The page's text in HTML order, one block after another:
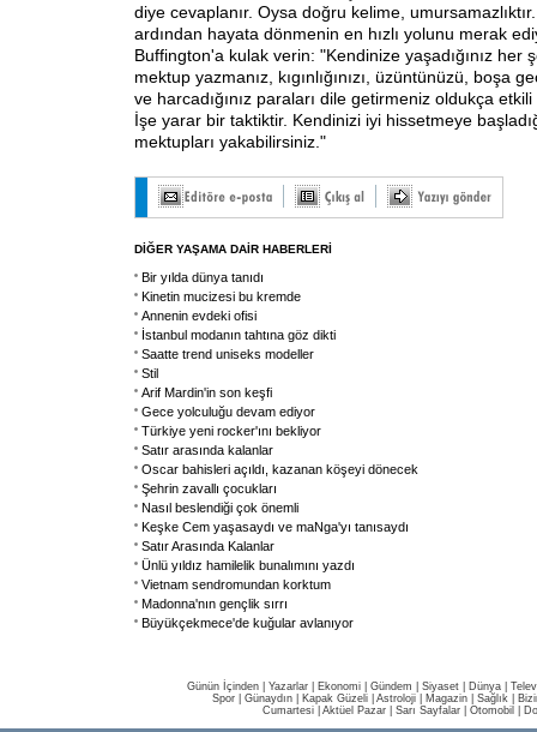
diye cevaplanır. Oysa doğru kelime,
ardından hayata dönmenin en hızlı yolunu merak
Buffington'a kulak verin: "Kendinize yaşadığınız her
mektup yazmanız, kıgınlığınızı, üzüntünüzü, boşa
ve harcadığınız paraları dile getirmeniz oldukça
İşe yarar bir taktiktir. Kendinizi iyi hissetmeye
mektupları yakabilirsiniz."
DİĞER YAŞAMA DAİR HABERLERİ
Bir yılda dünya tanıdı
Kinetin mucizesi bu kremde
Annenin evdeki ofisi
İstanbul modanın tahtına göz dikti
Saatte trend uniseks modeller
Stil
Arif Mardin'in son keşfi
Gece yolculuğu devam ediyor
Türkiye yeni rocker'ını bekliyor
Satır arasında kalanlar
Oscar bahisleri açıldı, kazanan köşeyi dönecek
Şehrin zavallı çocukları
Nasıl beslendiği çok önemli
Keşke Cem yaşasaydı ve maNga'yı tanısaydı
Satır Arasında Kalanlar
Ünlü yıldız hamilelik bunalımını yazdı
Vietnam sendromundan korktum
Madonna'nın gençlik sırrı
Büyükçekmece'de kuğular avlanıyor
Günün İçinden Yazarlar Ekonomi Gündem Siyaset Dünya |
Spor
Günaydın Kapak Güzeli Astroloji Magazin Sağlık
Cumartesi| Aktüel Pazar| Sarı Sayfalar| Otomobil